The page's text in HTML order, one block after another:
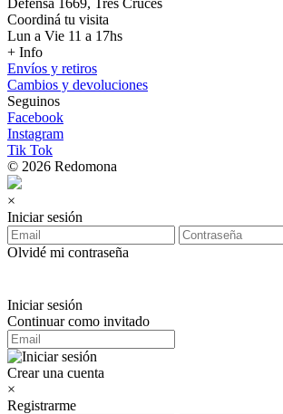
Defensa 1669, Tres Cruces
Coordiná tu visita
Lun a Vie 11 a 17hs
+ Info
Envíos y retiros
Cambios y devoluciones
Seguinos
Facebook
Instagram
Tik Tok
© 2026 Redomona
×
Iniciar sesión
Olvidé mi contraseña
Iniciar sesión
Continuar como invitado
Crear una cuenta
×
Registrarme